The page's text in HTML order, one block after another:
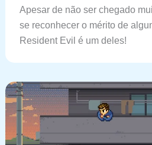
Apesar de não ser chegado
se reconhecer o mérito de
Resident Evil é um deles!